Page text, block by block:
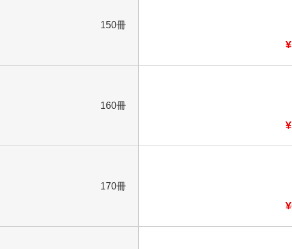
150冊
160冊
170冊